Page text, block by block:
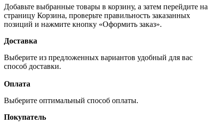
Добавьте выбранные товары в корзину, а затем перейдите на
страницу Корзина, проверьте правильность заказанных
позиций и нажмите кнопку «Оформить заказ».
Доставка
Выберите из предложенных вариантов удобный для вас
способ доставки.
Оплата
Выберите оптимальный способ оплаты.
Покупатель